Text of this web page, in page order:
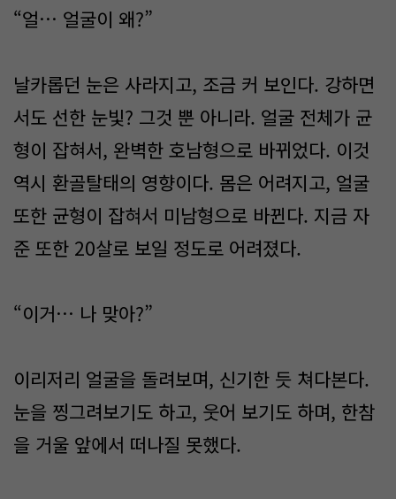
“얼… 얼굴이 왜?”
날카롭던 눈은 사라지고, 조금 커 보인다. 강하면
서도 선한 눈빛? 그것 뿐 아니라. 얼굴 전체가 균
형이 잡혀서, 완벽한 호남형으로 바뀌었다. 이것
역시 환골탈태의 영향이다. 몸은 어려지고, 얼굴
또한 균형이 잡혀서 미남형으로 바뀐다. 지금 자
준 또한 20살로 보일 정도로 어려졌다.
“이거… 나 맞아?”
이리저리 얼굴을 돌려보며, 신기한 듯 쳐다본다.
눈을 찡그려보기도 하고, 웃어 보기도 하며, 한참
을 거울 앞에서 떠나질 못했다.